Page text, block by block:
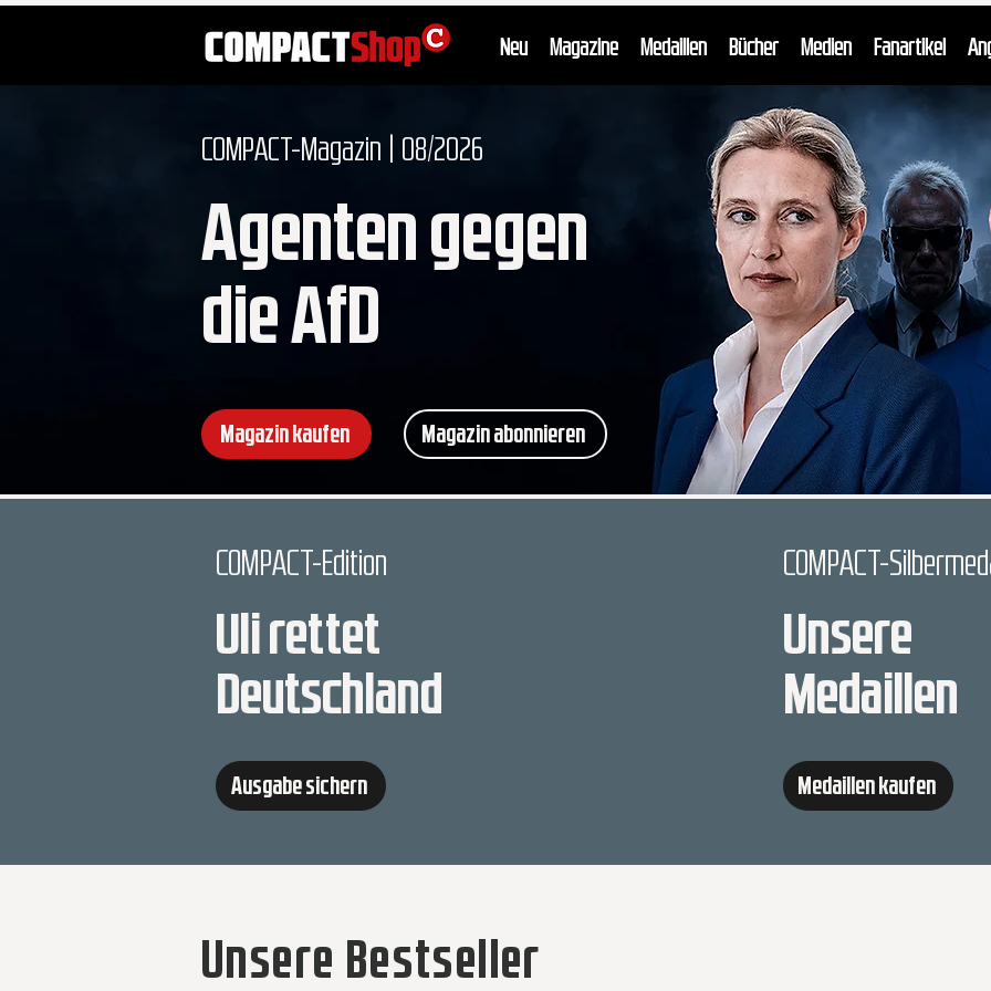
Neu Magazine Medaillen Bücher Medien Fanartikel
COMPACT-Magazin | 08/2026
Agenten gegen
die AfD
Magazin kaufen Magazin abonnieren
COMPACT-Edition
Uli rettet
Deutschland
Ausgabe sichern Medaillen kaufen
Unsere
Medaillen
COMPACT-
Unsere Bestseller